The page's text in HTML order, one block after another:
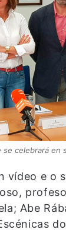
celebrará en
vídeo e o
Abe